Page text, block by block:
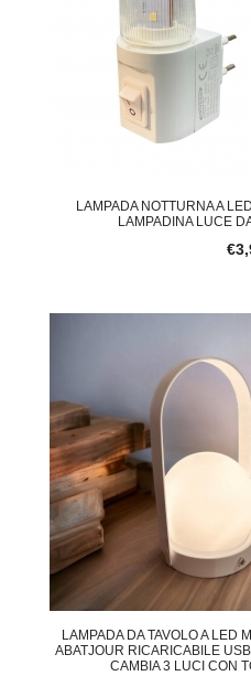
LAMPADA NOTTURNA A
LAMPADINA LUCE
LAMPADA DA TAVOLO A LED
ABATJOUR RICARICABILE
CAMBIA 3 LUCI CON